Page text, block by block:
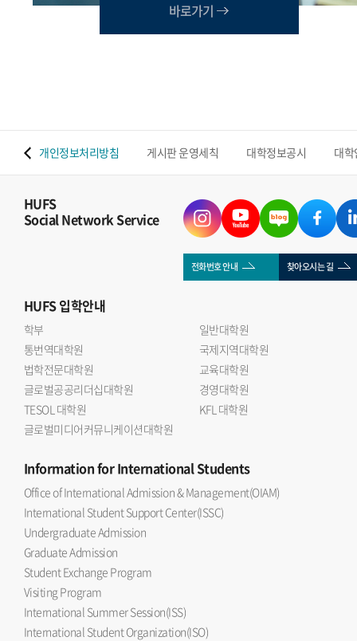
바로가기
개인정보처리방침 게시판 운영세칙 대학정보공시 대
HUFS
Social Network Service
전화번호 안내 찾아오시는 길
HUFS입학안내
학부
일반대학원
통번역대학원
국제지역대학원
법학전문대학원
교육대학원
글로벌공공리더십대학원
경영대학원
TESOL 대학원
KFL 대학원
글로벌미디어커뮤니케이션대학원
Informationfor International Students
Office of International Admission & Management(OIAM)
International Student Support Center(ISSC)
Undergraduate Admission
Graduate Admission
Student Exchange Program
Visiting Program
International Summer Session(ISS)
International Student Organization(ISO)